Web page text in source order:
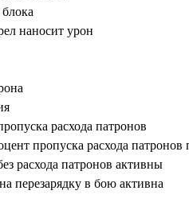
наносит урон
расхода патронов
пропуска расхода патронов
расхода патронов активны
перезарядку в бою активна